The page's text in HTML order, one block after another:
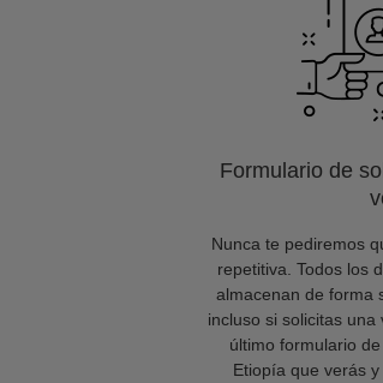
Formulario de
Nunca te pediremos
repetitiva. Todos los
almacenan de forma
incluso si solicitas
último formulario
Etiopía que verás